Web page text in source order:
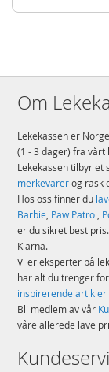
Aktuelt
Om
Lekekassen er
(1 - 3 dager) fra vårt
Lekekassen tilbyr et
merkevarerog rask
Hos oss finner du
Barbie, Paw Patrol,
er du sikret best
Klarna.
Vi er eksperter på
har alt du trenger
inspirerende artikler
Bli medlem av vår
våre allerede lave